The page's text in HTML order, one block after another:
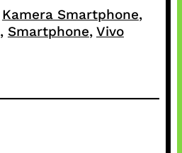
Kamera Smartphone ,
, Smartphone, Vivo